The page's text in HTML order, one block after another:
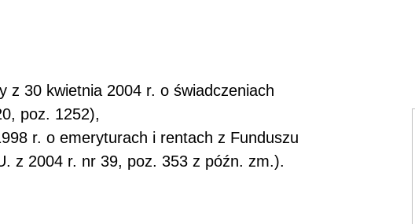
z 30 kwietnia 2004 r. o świadczeniach
poz. 1252),
r. o emeryturach i rentach z Funduszu
z 2004 r. nr 39, poz. 353 z późn. zm.).